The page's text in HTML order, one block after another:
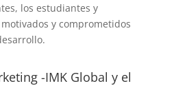
los estudiantes y
y comprometidos
-IMK Global y el